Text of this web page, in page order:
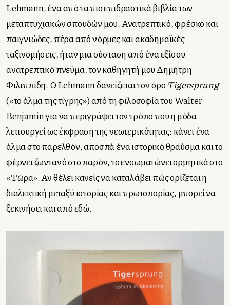
Lehmann, ένα από τα πιο επιδραστικά βιβλία των
μεταπτυχιακών σπουδών μου. Ανατρεπτικό, φρέσκο και
παιγνιώδες, πέρα από νόρμες και ακαδημαϊκές
ταξινομήσεις, ήταν μια σύσταση από ένα εξίσου
ανατρεπτικό πνεύμα, τον καθηγητή μου Δημήτρη
Φιλιππίδη. Ο Lehmann δανείζεται τον όρο Tigersprung
(«το άλμα της τίγρης») από τη φιλοσοφία του Walter
Benjamin για να περιγράψει τον τρόπο που η μόδα
λειτουργεί ως έκφραση της νεωτερικότητας: κάνει ένα
άλμα στο παρελθόν, αποσπά ένα ιστορικό θραύσμα και το
φέρνει ζωντανό στο παρόν, το ενσωματώνει ορμητικά στο
«Τώρα». Αν θέλει κανείς να καταλάβει πώς ορίζεται η
διαλεκτική μεταξύ ιστορίας και πρωτοπορίας, μπορεί να
ξεκινήσει και από εδώ.